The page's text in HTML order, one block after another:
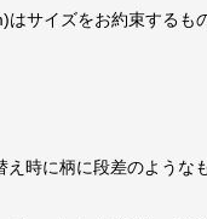
サイズをお約束するも
時に柄に段差のような